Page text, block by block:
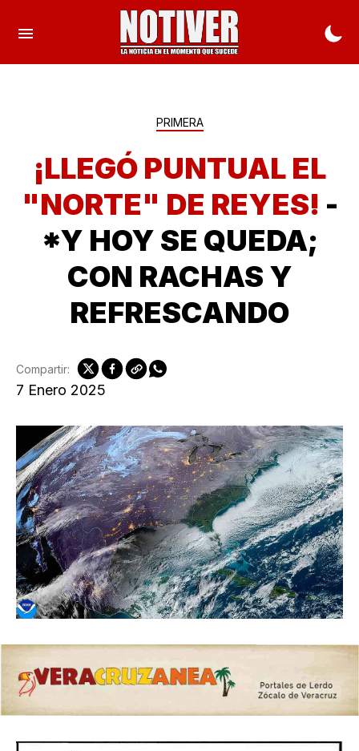
PRIMERA
¡LLEGÓ PUNTUAL EL
"NORTE" DE REYES! -
*Y HOY SE QUEDA;
CON RACHAS Y
REFRESCANDO
7 Enero 2025
Compartir: